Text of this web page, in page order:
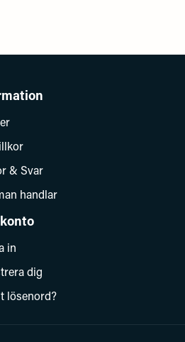
& Svar
handlar
in
dig
lösenord?